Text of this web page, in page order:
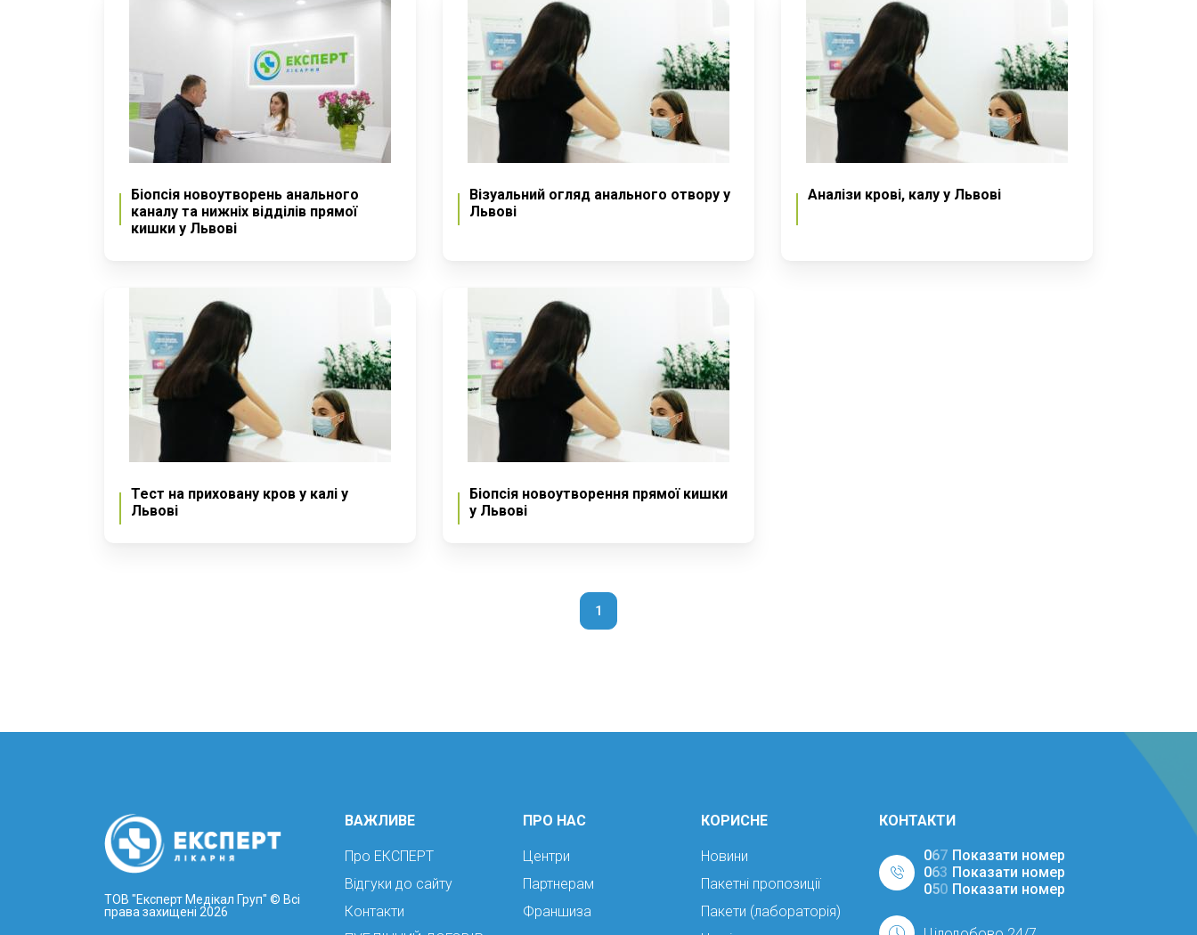
Біопсія новоутворень анального
каналу та нижніх відділів прямої
кишки у Львові
Візуальний огляд анального отвору у
Львові
Аналізи крові, калу у Львові
Тест на приховану кров у калі у
Львові
Біопсія новоутворення прямої кишки
у Львові
1
ТОВ "Експерт Медікал Груп" © Всі
права захищені 2026
ВАЖЛИВЕ
Про ЕКСПЕРТ
Відгуки до сайту
Контакти
ПРО НАС
Центри
Партнерам
Франшиза
КОРИСНЕ
Новини
Пакетні пропозиції
Пакети (лабораторія)
КОНТАКТИ
067 Показати номер
063 Показати номер
050 Показати номер